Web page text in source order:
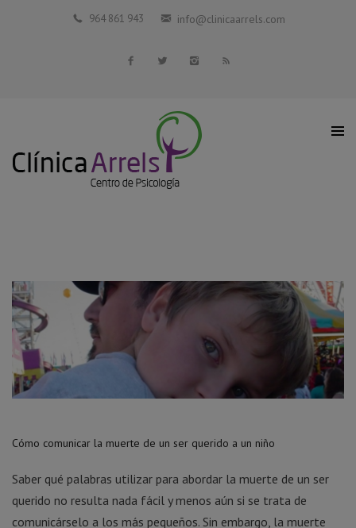
Blog
964 861 943 info@clinicaarrels.com
Cómo comunicar la muerte de un ser querido a un niño
Saber qué palabras utilizar para abordar la muerte de un ser
querido no resulta nada fácil y menos aún si se trata de
comunicárselo a los más pequeños. Sin embargo, la muerte